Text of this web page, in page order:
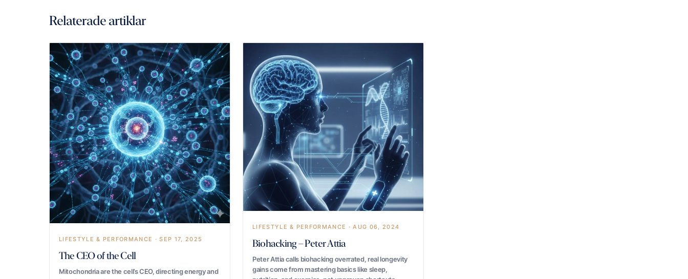
Relaterade artiklar
LIFESTYLE & PERFORMANCE · SEP 17, 2025
The CEO of the Cell
Mitochondria are the cell’s CEO, directing energy and
LIFESTYLE & PERFORMANCE · AUG 06, 2024
Biohacking – Peter Attia
Peter Attia calls biohacking overrated, real longevity
gains come from mastering basics like sleep,